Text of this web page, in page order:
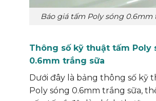
Báo giá tấm Poly sóng 0.6mm
Thông số kỹ thuật tấm Poly
0.6mm trắng sữa
Dưới đây là bảng thông số kỹ
Poly sóng 0.6mm trắng sữa,